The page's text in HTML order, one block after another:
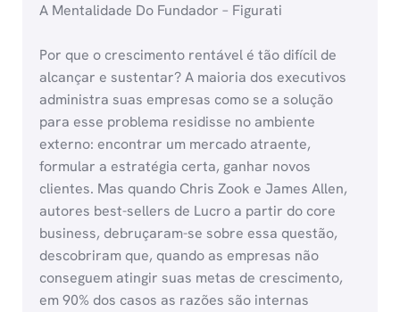
A Mentalidade Do Fundador – Figurati
Por que o crescimento rentável é tão difícil de
alcançar e sustentar? A maioria dos executivos
administra suas empresas como se a solução
para esse problema residisse no ambiente
externo: encontrar um mercado atraente,
formular a estratégia certa, ganhar novos
clientes. Mas quando Chris Zook e James Allen,
autores best-sellers de Lucro a partir do core
business, debruçaram-se sobre essa questão,
descobriram que, quando as empresas não
conseguem atingir suas metas de crescimento,
em 90% dos casos as razões são internas 